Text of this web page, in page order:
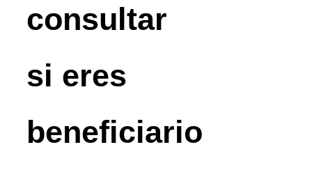
consultar
si eres
beneficiario